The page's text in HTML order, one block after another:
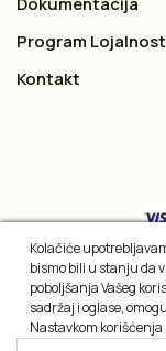
Program
Kontakt
Kolačiće
bismo bili u stanju da
poboljšanja Vašeg
sadržaj i oglase,
Nastavkom